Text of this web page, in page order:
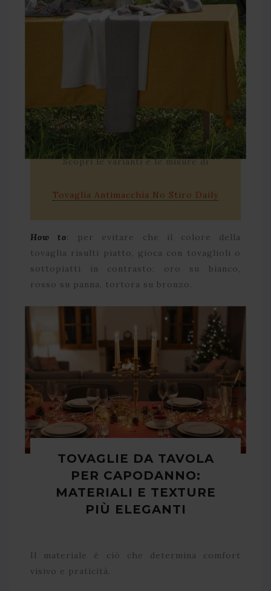
Scopri le varianti e le misure di
Tovaglia Antimacchia No Stiro Daily
How to:
per evitare che il colore della
tovaglia risulti piatto, gioca con tovaglioli o
sottopiatti in contrasto: oro su bianco,
rosso su panna, tortora su bronzo.
TOVAGLIE DA TAVOLA
PER CAPODANNO:
MATERIALI E TEXTURE
PIÙ ELEGANTI
Il materiale è ciò che determina comfort
visivo e praticità.